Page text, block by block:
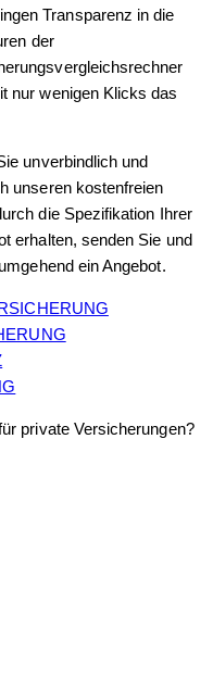
Transparenz in die
der
nur wenigen Klicks das
unverbindlich und
unseren kostenfreien
die Spezifikation Ihrer
erhalten, senden Sie und
ein Angebot.
private Versicherungen?